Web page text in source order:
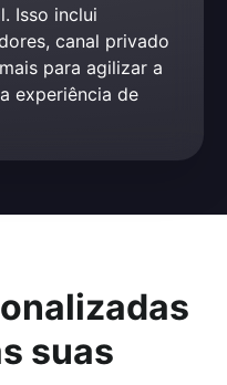
Isso inclui
canal privado
para agilizar a
experiência de
suas